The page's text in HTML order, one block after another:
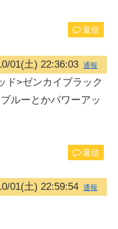
返信
01(土) 22:36:03 通報
ド>ゼンカイブラック
ルーとかパワーアッ
返信
01(土) 22:59:54 通報